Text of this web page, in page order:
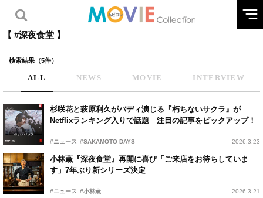
【 #深夜食堂 】
検索結果（5件）
ALL NEWS MOVIE INTERVIEW
杉咲花と萩原利久がバディ演じる『朽ちないサクラ』が
Netflixランキング入りで話題 注目の記事をピックアップ！
#ニュース #SAKAMOTO DAYS 2026.3.23
小林薫『深夜食堂』再開に喜び「ご来店をお待ちしていま
す」7年ぶり新シリーズ決定
#ニュース #小林薫 2026.3.21